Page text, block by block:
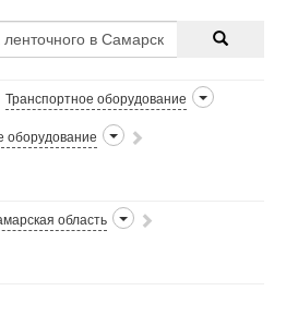
Транспортное оборудование
оборудование
область